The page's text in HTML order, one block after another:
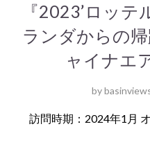
『2023’ロッ
ランダからの
ャイナエ
by
訪問時期：2024年1月